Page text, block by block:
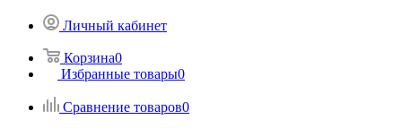
Личный кабинет
Корзина0
Избранные товары0
Сравнение товаров0